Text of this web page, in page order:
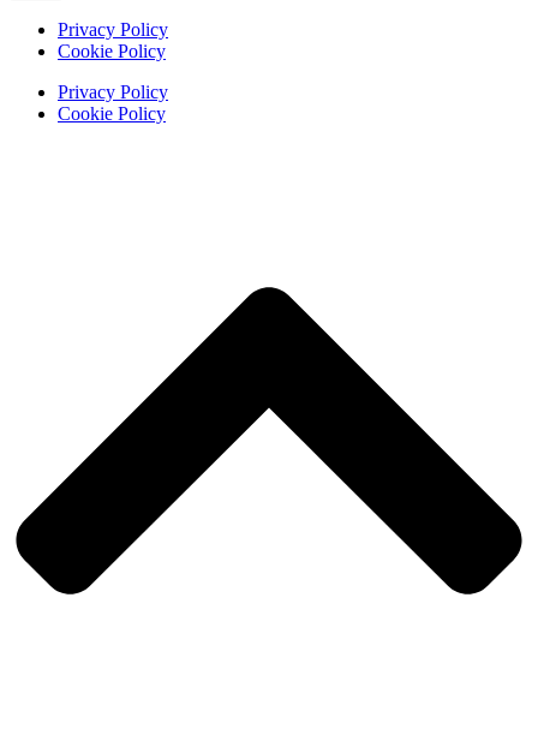
Privacy Policy
Cookie Policy
Privacy Policy
Cookie Policy